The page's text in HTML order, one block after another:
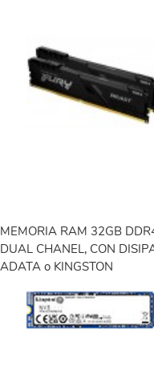
MEMORIA RAM 32GB
DUAL CHANEL, CON
ADATA o KINGSTON